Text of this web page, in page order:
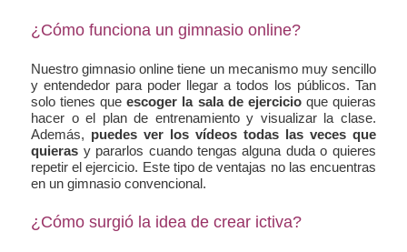
¿Cómo funciona un gimnasio online?
Nuestro gimnasio online tiene un mecanismo muy sencillo
y entendedor para poder llegar a todos los públicos. Tan
solo tienes queescoger la sala de ejercicioque quieras
hacer o el plan de entrenamiento y visualizar la clase.
Además, puedes ver los vídeos todas las veces que
quieras y pararlos cuando tengas alguna duda o quieres
repetir el ejercicio. Este tipo de ventajas no las encuentras
en un gimnasio convencional.
¿Cómo surgió la idea de crear ictiva?